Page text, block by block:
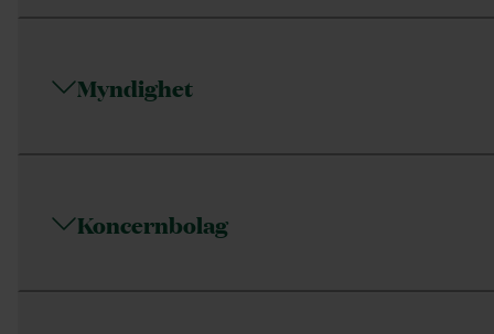
Myndighet
Koncernbolag